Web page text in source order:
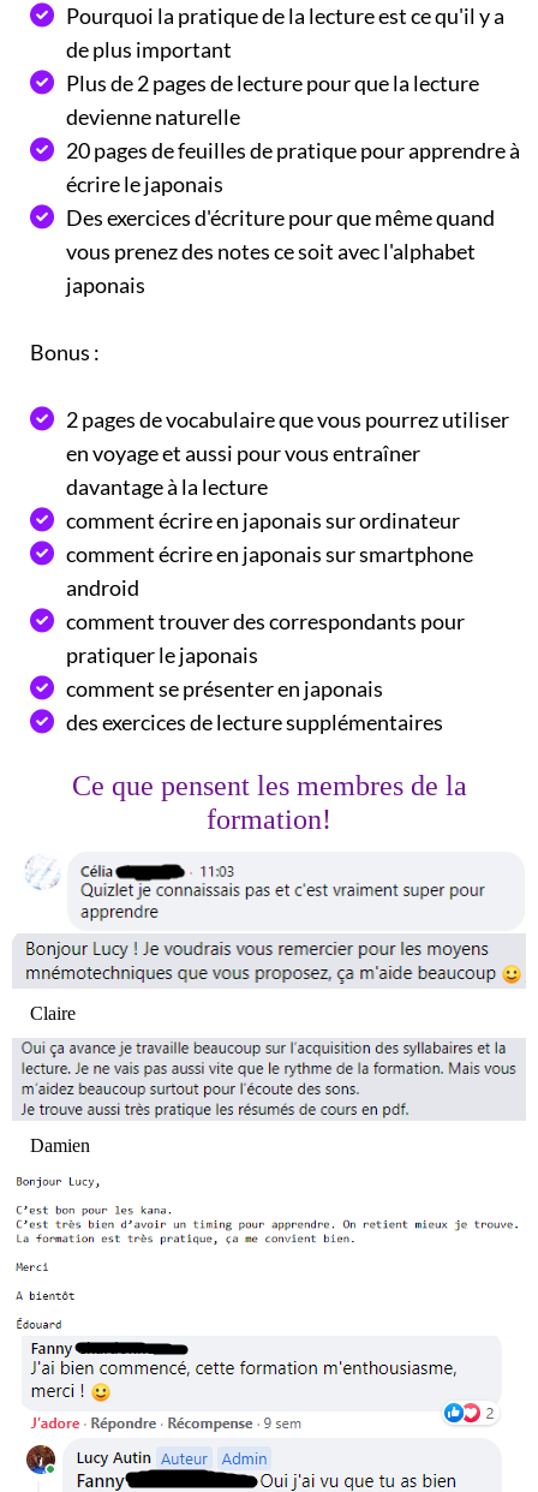
Pourquoi la pratique de la lecture est ce qu'il y a
de plus important
Plus de 2 pages de lecture pour que la lecture
devienne naturelle
20 pages de feuilles de pratique pour apprendre à
écrire le japonais
Des exercices d'écriture pour que même quand
vous prenez des notes ce soit avec l'alphabet
japonais
Bonus :
2 pages de vocabulaire que vous pourrez utiliser
en voyage et aussi pour vous entraîner
davantage à la lecture
comment écrire en japonais sur ordinateur
comment écrire en japonais sur smartphone
android
comment trouver des correspondants pour
pratiquer le japonais
comment se présenter en japonais
des exercices de lecture supplémentaires
Ce que pensent les membres de la
formation!
Claire
Damien